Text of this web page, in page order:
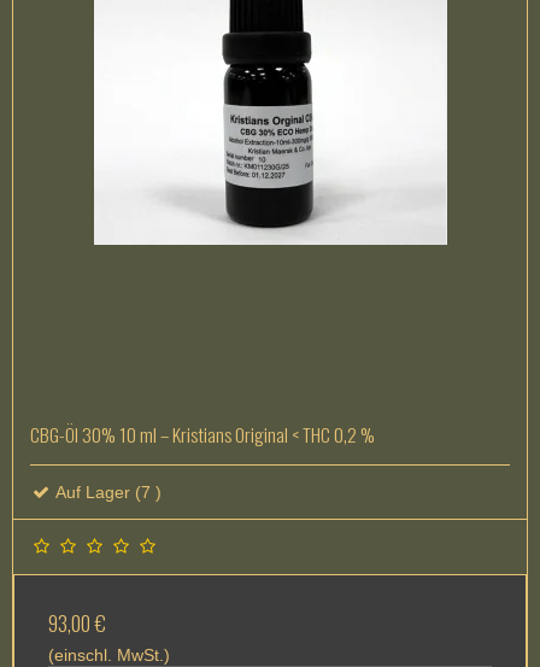
CBG-Öl 30% 10 ml – Kristians Original < THC 0,2 %
Auf Lager (7 )
93,00 €
(einschl. MwSt.)